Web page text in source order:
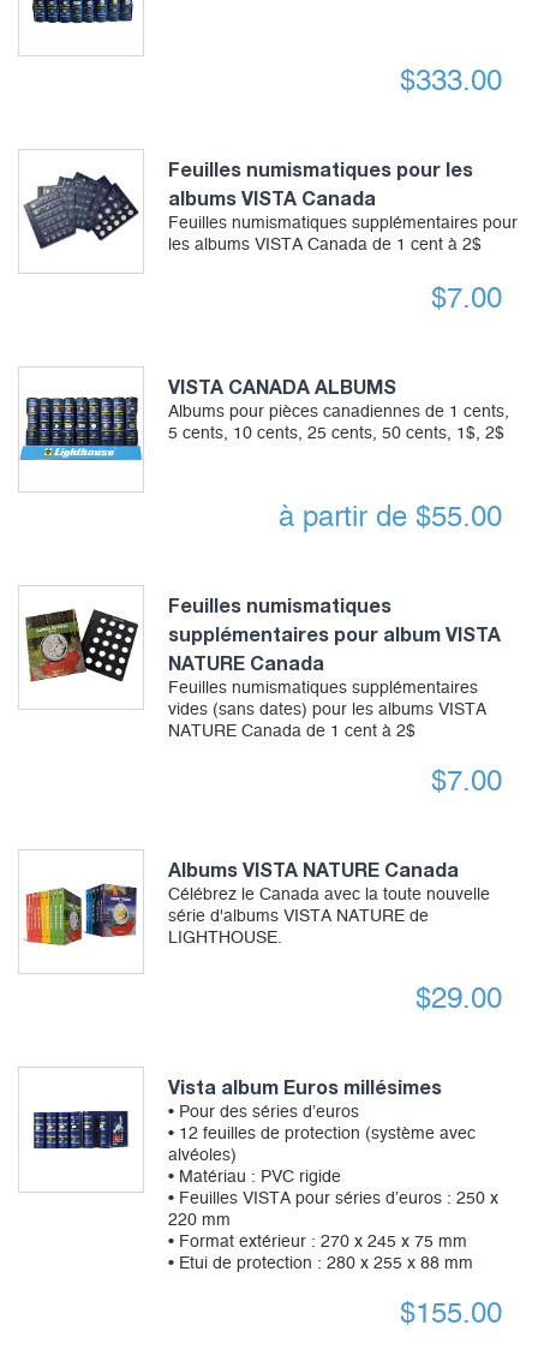
$333.00
Feuilles numismatiques pour les
albums VISTA Canada
Feuilles numismatiques supplémentaires pour
les albums VISTA Canada de 1 cent à 2$
$7.00
VISTA CANADA ALBUMS
Albums pour pièces canadiennes de 1 cents,
5 cents, 10 cents, 25 cents, 50 cents, 1$, 2$
à partir de $55.00
Feuilles numismatiques
supplémentaires pour album VISTA
NATURE Canada
Feuilles numismatiques supplémentaires
vides (sans dates) pour les albums VISTA
NATURE Canada de 1 cent à 2$
$7.00
Albums VISTA NATURE Canada
Célébrez le Canada avec la toute nouvelle
série d'albums VISTA NATURE de
LIGHTHOUSE.
$29.00
Vista album Euros millésimes
• Pour des séries d’euros
• 12 feuilles de protection (système avec
alvéoles)
• Matériau : PVC rigide
• Feuilles VISTA pour séries d’euros : 250 x
220 mm
• Format extérieur : 270 x 245 x 75 mm
• Etui de protection : 280 x 255 x 88 mm
$155.00